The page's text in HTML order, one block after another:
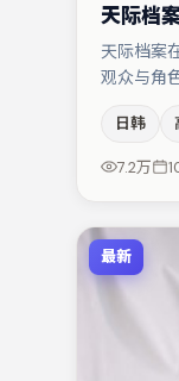
天际档
天际档案
观众与角
容包括木
应，适
日韩
7.2万
最新